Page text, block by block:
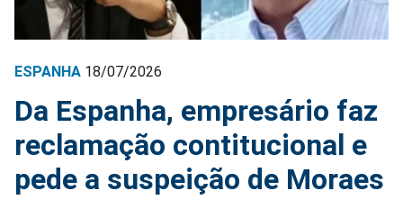
ESPANHA 18/07/2026
Da Espanha, empresário faz
reclamação contitucional e
pede a suspeição de Moraes